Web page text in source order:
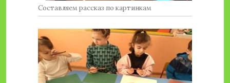
Составляем рассказ по картинкам